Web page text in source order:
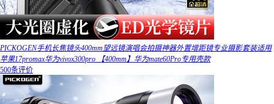
PICKOGEN手机长焦镜头400mm望远镜演唱会拍摄神器外置增距镜专业摄影套装适用
苹果17promax华为vivox300pro 【400mm】华为mate60Pro专用壳款
500条评价